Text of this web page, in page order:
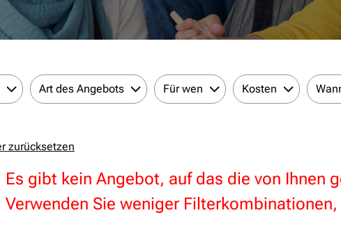
Art des Angebots Für wen Kosten
zurücksetzen
Es gibt kein Angebot, auf das die von Ihnen
Verwenden Sie weniger